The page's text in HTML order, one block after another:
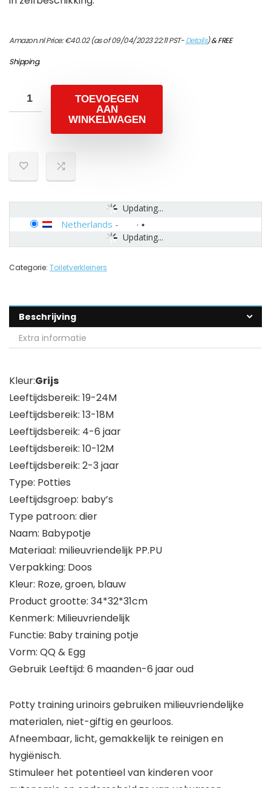
Amazon.nl Price:€40.02(as of 09/04/2023 22:11 PST-Details)&FREE
Shipping.
TOEVOEGEN
AAN
WINKELWAGEN
Updating...
Updating...
Netherlands -
Categorie: Toiletverkleiners
Beschrijving
Extra informatie
Kleur:Grijs
Leeftijdsbereik: 19-24M
Leeftijdsbereik: 13-18M
Leeftijdsbereik: 4-6 jaar
Leeftijdsbereik: 10-12M
Leeftijdsbereik: 2-3 jaar
Type: Potties
Leeftijdsgroep: baby’s
Type patroon: dier
Naam: Babypotje
Materiaal: milieuvriendelijk PP.PU
Verpakking: Doos
Kleur: Roze, groen, blauw
Product grootte: 34*32*31cm
Kenmerk: Milieuvriendelijk
Functie: Baby training potje
Vorm: QQ & Egg
Gebruik Leeftijd: 6 maanden-6 jaar oud
Potty training urinoirs gebruiken milieuvriendelijke
materialen, niet-giftig en geurloos.
Afneembaar, licht, gemakkelijk te reinigen en
hygiënisch.
Stimuleer het potentieel van kinderen voor